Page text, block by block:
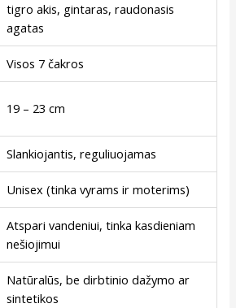
tigro akis, gintaras, raudonasis
agatas
Visos 7 čakros
19 – 23 cm
Slankiojantis, reguliuojamas
Unisex (tinka vyrams ir moterims)
Atspari vandeniui, tinka kasdieniam
nešiojimui
Natūralūs, be dirbtinio dažymo ar
sintetikos